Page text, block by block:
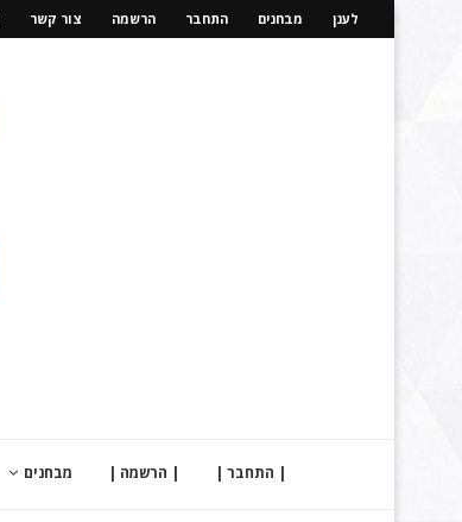
לענן מבחנים התחבר הרשמה צור קשר
| התחבר | | הרשמה | מבחנים